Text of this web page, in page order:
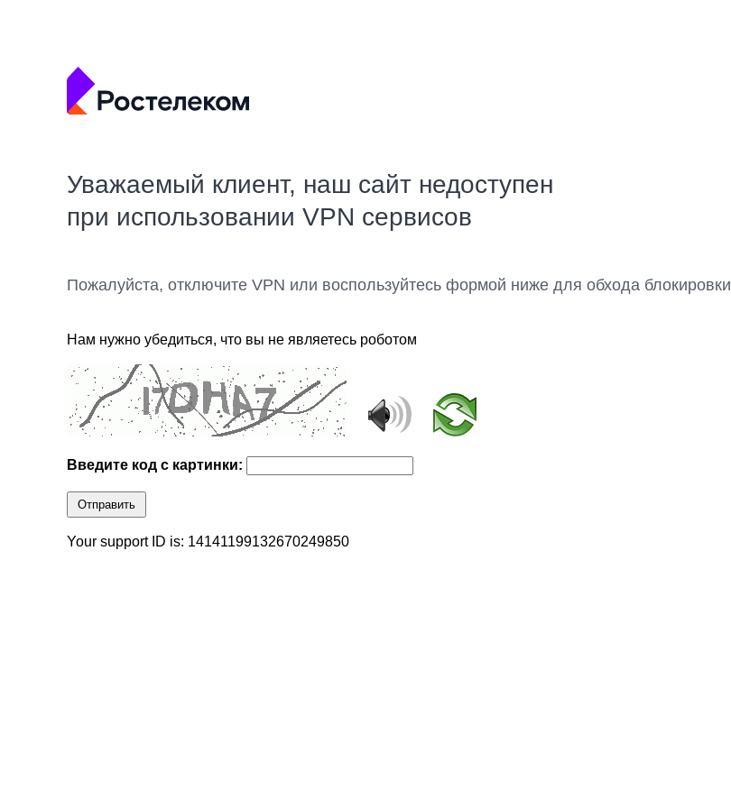
Уважаемый клиент, наш сайт недоступен
при использовании VPN сервисов
Пожалуйста, отключите VPN или воспользуйтесь формой ниже для обхода блокировки
Нам нужно убедиться, что вы не являетесь роботом
Введите код с картинки:
Отправить
Your support ID is: 14141199132670249850